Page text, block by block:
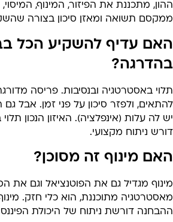
מתכננת את הפיזור, המינוף, המיסוי,
תשואה ומאזן סיכון בצורה
עדיף להשקיע הכל
באסטרטגיה ובנסיבות. פריסה
ולפזר סיכון על פני זמן. אבל
לה עלות (אינפלציה). האיזון הנכון
ניתוח מקצועי.
מינוף זה מסוכן?
מגדיל גם את הפוטנציאל וגם את
מתוכננת, הוא כלי חזק. מינוף
דורשת ניתוח של היכולת